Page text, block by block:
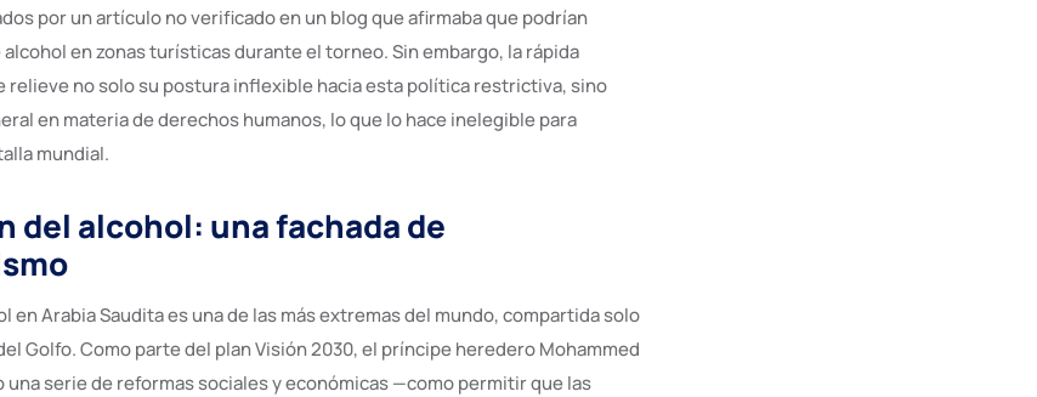
por un artículo no verificado en un blog que afirmaba que podrían
en zonas turísticas durante el torneo. Sin embargo, la rápida
relieve no solo su postura inflexible hacia esta política restrictiva, sino
en materia de derechos humanos, lo que lo hace inelegible para
mundial.
del alcohol: una fachada de
en Arabia Saudita es una de las más extremas del mundo, compartida solo
Golfo. Como parte del plan Visión 2030, el príncipe heredero Mohammed
una serie de reformas sociales y económicas —como permitir que las